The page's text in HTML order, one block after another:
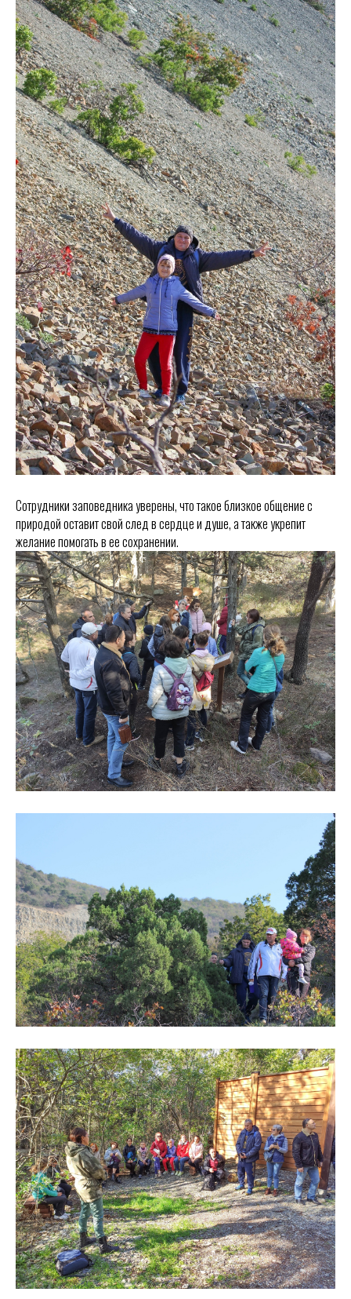
Сотрудники заповедника уверены, что такое близкое общение с
природой оставит свой след в сердце и душе, а также укрепит
желание помогать в ее сохранении.